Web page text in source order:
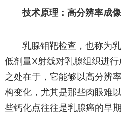
技术原理：高分辨率成
乳腺钼靶检查，也称为
低剂量X射线对乳腺组织进
之处在于，它能够以高分辨
构变化，尤其是那些肉眼难
些钙化点往往是乳腺癌的早